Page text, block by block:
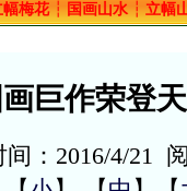
幅梅花 ┆ 国画山水 ┆ 立幅
巨作荣登
：2016/4/21